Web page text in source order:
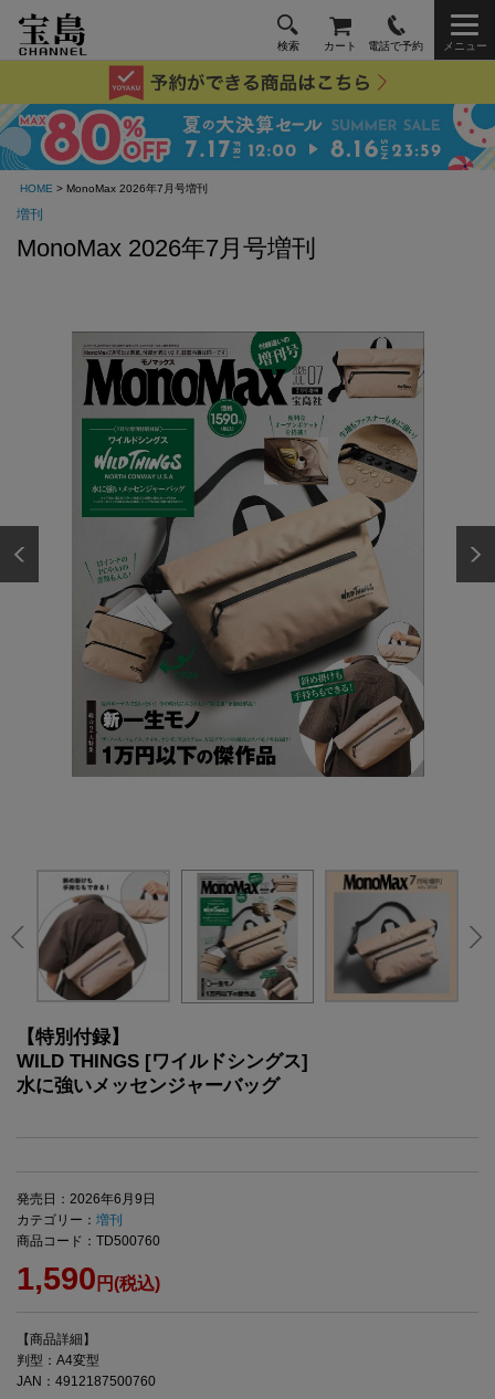
検索 カート 電話で予約 メニュー
HOME > MonoMax 2026年7月号増刊
増刊
MonoMax 2026年7月号増刊
【特別付録】
WILD THINGS [ワイルドシングス]
水に強いメッセンジャーバッグ
発売日：2026年6月9日
カテゴリー： 増刊
商品コード：TD500760
1,590 円(税込)
【商品詳細】
判型：A4変型
JAN：4912187500760